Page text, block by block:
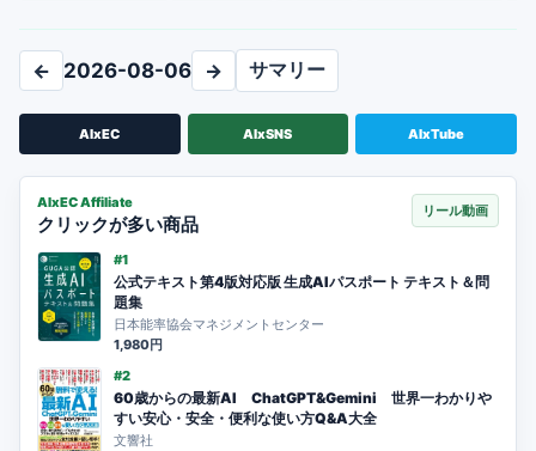
← 2026-08-06 → サマリー
AIxEC AIxSNS AIxTube
AIxEC Affiliate
クリックが多い商品
リール動画
#1
公式テキスト第4版対応版 生成AIパスポート テキスト＆問
題集
日本能率協会マネジメントセンター
1,980円
#2
60歳からの最新AI ChatGPT&Gemini 世界一わかりや
すい安心・安全・便利な使い方Q&A大全
文響社